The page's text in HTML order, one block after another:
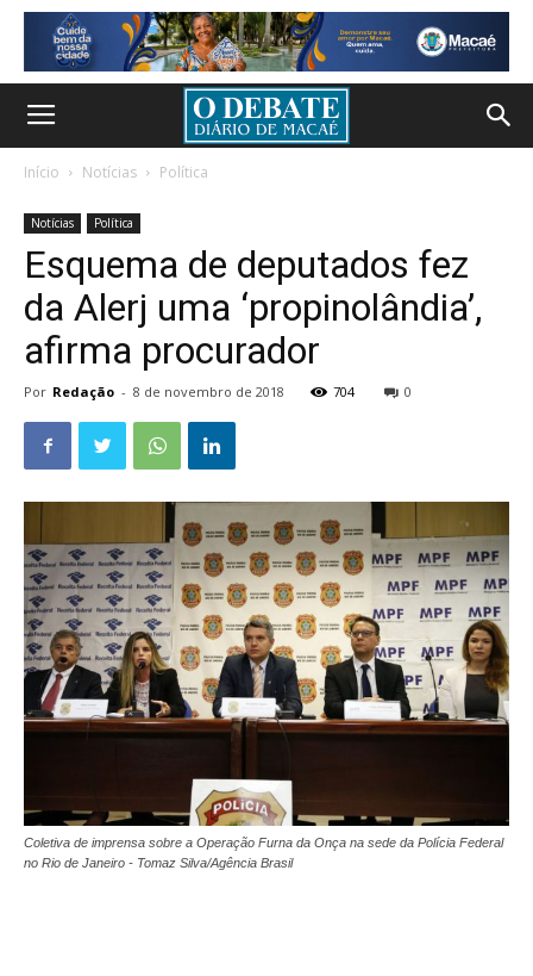
Início Notícias Política
Notícias Política
Esquema de deputados fez
da Alerj uma ‘propinolândia’,
afirma procurador
Por Redação - 8 de novembro de 2018 704 0
Coletiva de imprensa sobre a Operação Furna da Onça na sede da Polícia Federal
no Rio de Janeiro - Tomaz Silva/Agência Brasil